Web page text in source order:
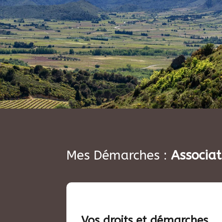
Mes Démarches :